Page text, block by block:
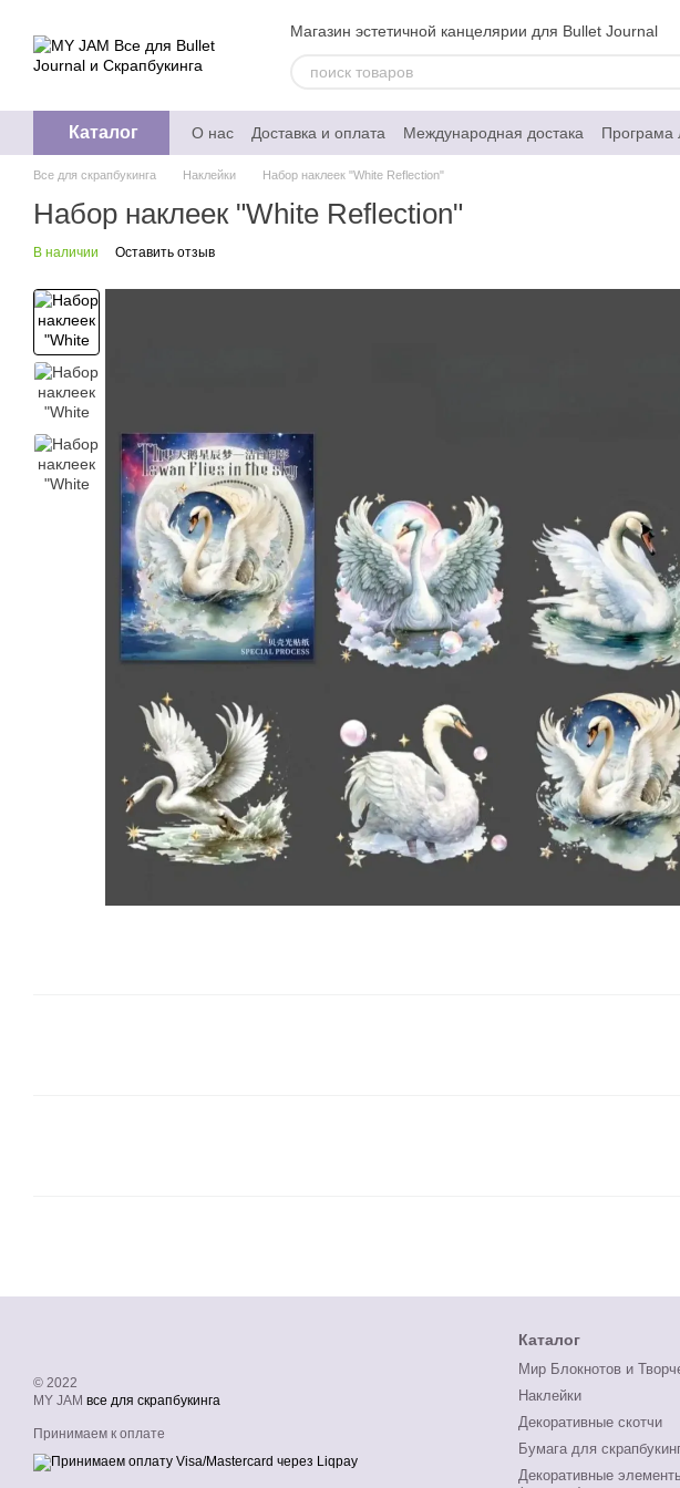
Магазин эстетичной канцелярии для Bullet Journal
Каталог О нас Доставка и оплата Международная достака Програма
Обмен и возврат
Отзывы о магазине Контактная
Политика конфедециальности
Все для скрапбукинга Наклейки Набор наклеек "White Reflection"
Набор наклеек "White Reflection"
В наличии Оставить отзыв
© 2022
MY JAM все для скрапбукинга
Принимаем к оплате
Каталог
Мир Блокнотов и
Наклейки
Декоративные скотчи
Бумага для
Декоративные